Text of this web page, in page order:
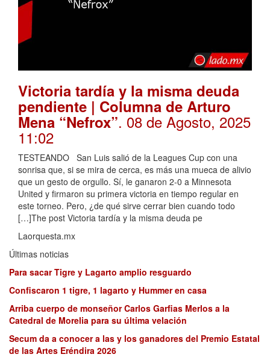
Victoria tardía y la misma deuda
pendiente | Columna de Arturo
Mena “Nefrox”. 08 de Agosto, 2025
11:02
TESTEANDO San Luis salió de la Leagues Cup con una
sonrisa que, si se mira de cerca, es más una mueca de alivio
que un gesto de orgullo. Sí, le ganaron 2-0 a Minnesota
United y firmaron su primera victoria en tiempo regular en
este torneo. Pero, ¿de qué sirve cerrar bien cuando todo
[…]The post Victoria tardía y la misma deuda pe
Laorquesta.mx
Últimas noticias
Para sacar Tigre y Lagarto amplio resguardo
Confiscaron 1 tigre, 1 lagarto y Hummer en casa
Arriba cuerpo de monseñor Carlos Garfias Merlos a la
Catedral de Morelia para su última velación
Secum da a conocer a las y los ganadores del Premio Estatal
de las Artes Eréndira 2026